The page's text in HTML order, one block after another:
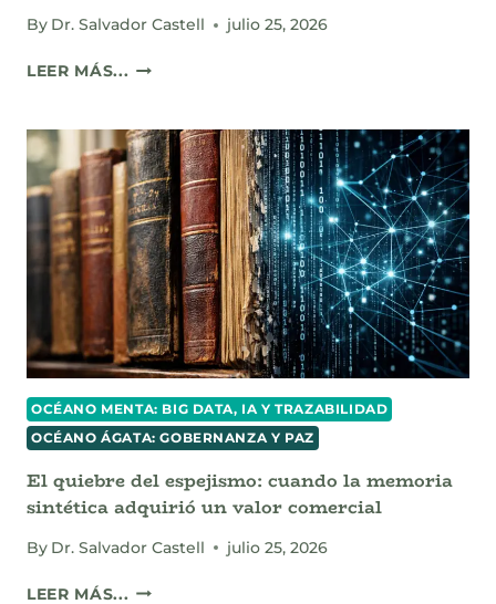
By Dr. Salvador Castell julio 25, 2026
LEER MÁS... PROPIEDAD
CHISPA
HUMANA
Y
LA
FRONTERA
DEL
DISEÑO
EN
LA
ERA
DE
ALGORITMOS
OCÉANO MENTA: BIG DATA, IA Y TRAZABILIDAD
OCÉANO ÁGATA: GOBERNANZA Y PAZ
El quiebre del espejismo: cuando la memoria
sintética adquirió un valor comercial
By Dr. Salvador Castell julio 25, 2026
LEER MÁS... EL